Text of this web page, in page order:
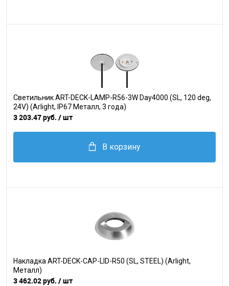
Светильник ART-DECK-LAMP-R56-3W Day4000 (SL, 120 deg,
24V) (Arlight, IP67 Металл, 3 года)
3 203.47 руб. / шт
В корзину
Накладка ART-DECK-CAP-LID-R50 (SL, STEEL) (Arlight,
Металл)
3 462.02 руб. / шт